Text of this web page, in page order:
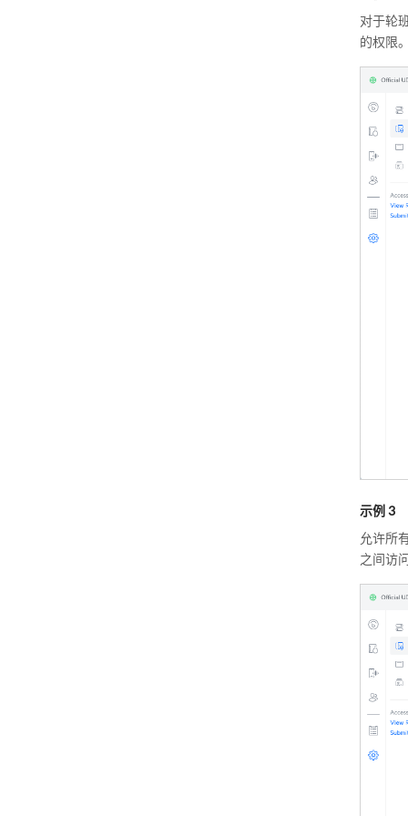
对于轮
的权限
示例 3
允许所
之间访